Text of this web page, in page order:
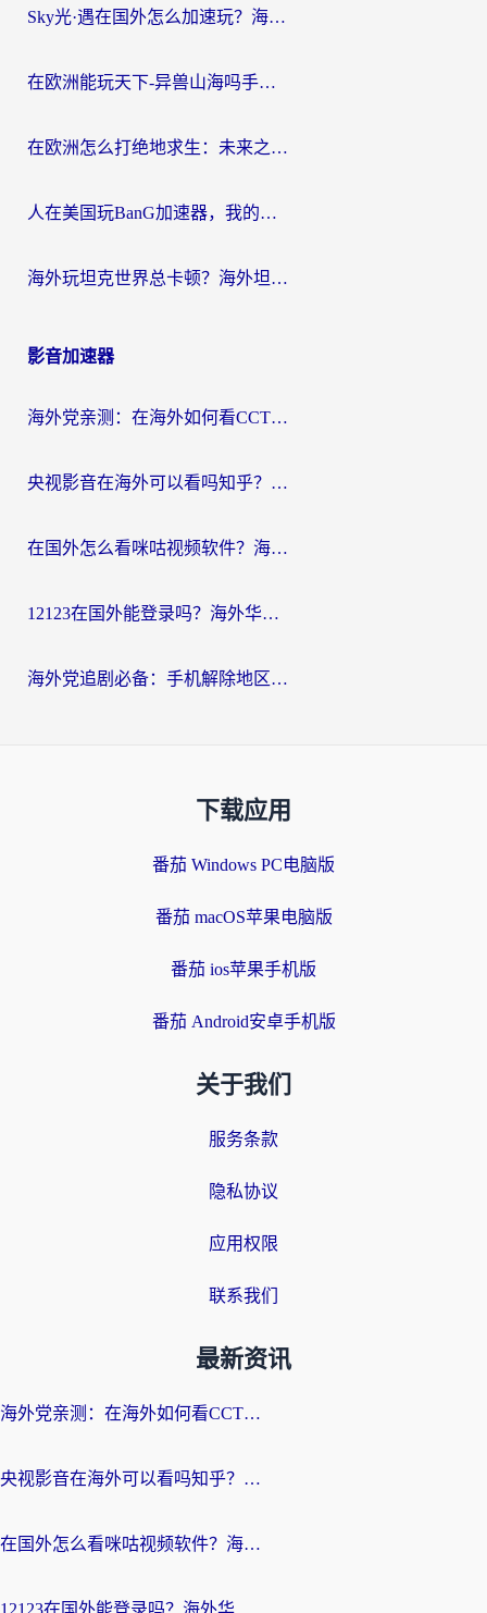
Sky光·遇在国外怎么加速玩？海外党亲测有效的国服游戏加速指南
在欧洲能玩天下-异兽山海吗手游？海外玩家的加速器生存指南
在欧洲怎么打绝地求生：未来之役不卡？留学生亲测的加速器避坑指南
人在美国玩BanG加速器，我的延迟终于绿了
海外玩坦克世界总卡顿？海外坦克世界加速器有哪些？实测好用的选择在这里
影音加速器
海外党亲测：在海外如何看CCTV？告别“仅限大陆播放”的实用指南
央视影音在海外可以看吗知乎？留学生亲测：3步解决地域限制+追剧自由
在国外怎么看咪咕视频软件？海外党亲测有效的回国加速方案
12123在国外能登录吗？海外华人必看的回国加速实用指南
海外党追剧必备：手机解除地区限制app怎么选？解决央视视频&国内剧地区限制全指南
下载应用
番茄 Windows PC电脑版
番茄 macOS苹果电脑版
番茄 ios苹果手机版
番茄 Android安卓手机版
关于我们
服务条款
隐私协议
应用权限
联系我们
最新资讯
海外党亲测：在海外如何看CCTV？告别“仅限大陆播放”的实用指南
央视影音在海外可以看吗知乎？留学生亲测：3步解决地域限制+追剧自由
在国外怎么看咪咕视频软件？海外党亲测有效的回国加速方案